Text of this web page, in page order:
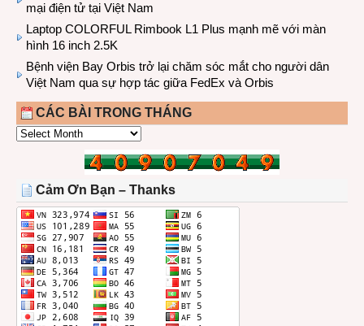
mại điện tử tại Việt Nam
Laptop COLORFUL Rimbook L1 Plus mạnh mẽ với màn
hình 16 inch 2.5K
Bệnh viện Bay Orbis trở lại chăm sóc mắt cho người dân
Việt Nam qua sự hợp tác giữa FedEx và Orbis
CÁC BÀI TRONG THÁNG
CÁC
THÁNG
Cảm Ơn Bạn – Thanks